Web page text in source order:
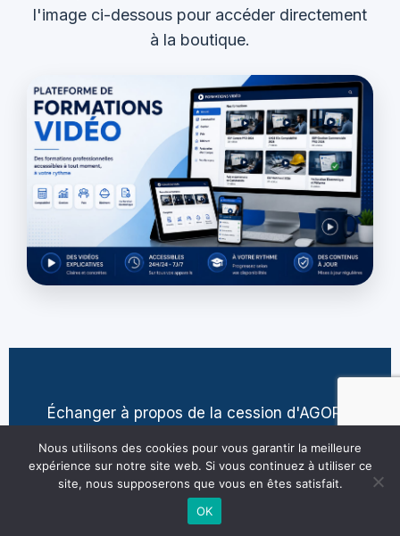
l'image ci-dessous pour accéder directement
à la boutique.
Échanger à propos de la cession d'AGORA
contact@jean-pierre-villatte.fr
Nous utilisons des cookies pour vous garantir la meilleure
expérience sur notre site web. Si vous continuez à utiliser ce
site, nous supposerons que vous en êtes satisfait.
OK